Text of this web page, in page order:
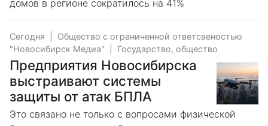
домов в регионе сократилось на 41%
Сегодня
Общество с ограниченной ответсвеностью
"Новосибирск Медиа"
Государство, общество
Предприятия Новосибирска
выстраивают системы
защиты от атак БПЛА
Это связано не только с вопросами физической